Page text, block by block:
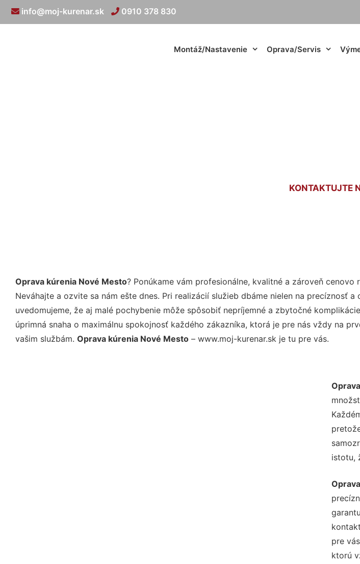
info@moj-kurenar.sk 0910 378 830
Montáž/Nastavenie Oprava/Servis
KONTAKTUJTE
Oprava kúrenia Nové Mesto? Ponúkame vám profesionálne, kvalitné a zároveň
Neváhajte a ozvite sa nám ešte dnes. Pri realizácií služieb dbáme nielen na precíznosť
uvedomujeme, že aj malé pochybenie môže spôsobiť nepríjemné a zbytočné
úprimná snaha o maximálnu spokojnosť každého zákazníka, ktorá je pre nás vždy na
vašim službám. Oprava kúrenia Nové Mesto – www.moj-kurenar.sk je tu pre vás.
istotu,
pre
ktorú